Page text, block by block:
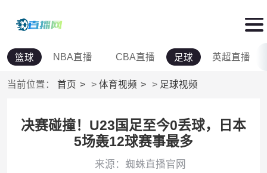
篮球 NBA直播 CBA直播 足球 英超直播
当前位置： 首页 > 体育视频 > 足球视频
决赛碰撞！U23国足至今0丢球，日本
5场轰12球赛事最多
来源：蜘蛛直播官网